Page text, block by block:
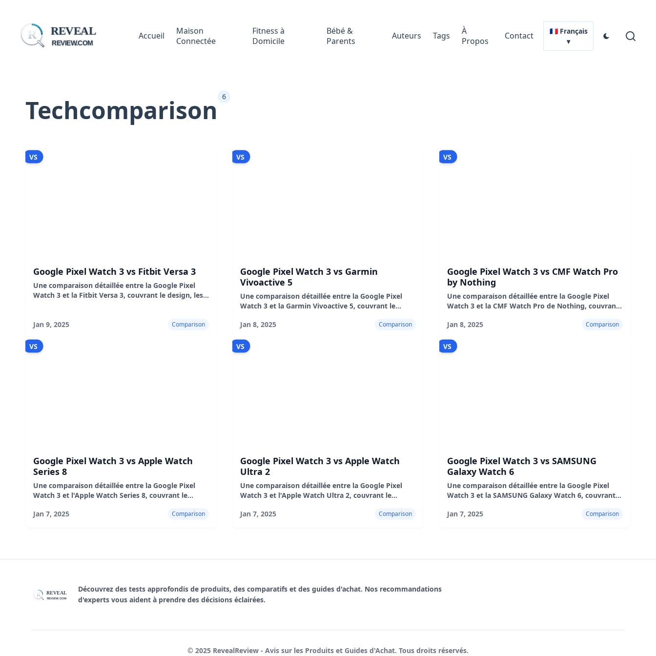
R REVEAL
REVIEW.COM
Accueil
Maison
Connectée
Fitness à
Domicile
Bébé &
Parents
Auteurs Tags
À
Propos
Contact
🇫🇷 Français
▾
Techcomparison 6
VS
Google Pixel Watch 3 vs Fitbit Versa 3
Une comparaison détaillée entre la Google Pixel
Watch 3 et la Fitbit Versa 3, couvrant le design, les
inconvénients.
Jan 9, 2025 Comparison
VS
Google Pixel Watch 3 vs Garmin
Vivoactive 5
Une comparaison détaillée entre la Google Pixel
Watch 3 et la Garmin Vivoactive 5, couvrant le
et l'expérience utilisateur.
Jan 8, 2025 Comparison
VS
Google Pixel Watch 3 vs CMF Watch Pro
by Nothing
Une comparaison détaillée entre la Google Pixel
Watch 3 et la CMF Watch Pro de Nothing, couvrant
condition physique, l'autonomie de la batterie,
Jan 8, 2025 Comparison
VS
Google Pixel Watch 3 vs Apple Watch
Series 8
Une comparaison détaillée entre la Google Pixel
Watch 3 et l'Apple Watch Series 8, couvrant le
batterie, l'expérience utilisateur, les avantages et
Jan 7, 2025 Comparison
VS
Google Pixel Watch 3 vs Apple Watch
Ultra 2
Une comparaison détaillée entre la Google Pixel
Watch 3 et l'Apple Watch Ultra 2, couvrant le
batterie, l'expérience utilisateur, les avantages et
Jan 7, 2025 Comparison
VS
Google Pixel Watch 3 vs SAMSUNG
Galaxy Watch 6
Une comparaison détaillée entre la Google Pixel
Watch 3 et la SAMSUNG Galaxy Watch 6, couvrant
physique, l'autonomie de la batterie et l'expérience
Jan 7, 2025 Comparison
R REVEAL
REVIEW.COM
Découvrez des tests approfondis de produits, des comparatifs et des guides d'achat. Nos recommandations
d'experts vous aident à prendre des décisions éclairées.
© 2025 RevealReview - Avis sur les Produits et Guides d'Achat. Tous droits réservés.